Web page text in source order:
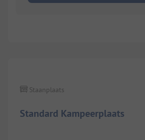
Standard Kampeerplaats
Staanplaats